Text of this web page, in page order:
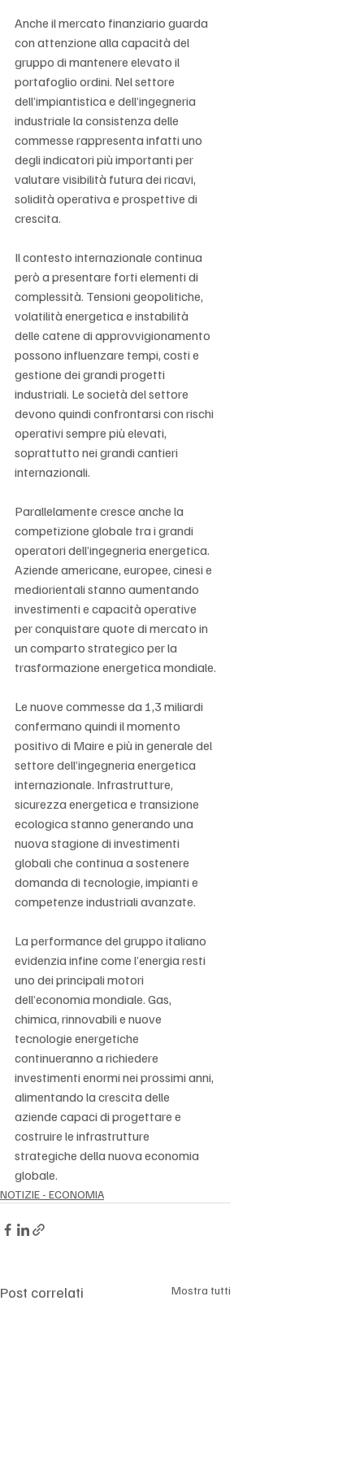
Anche il mercato finanziario guarda
con attenzione alla capacità del
gruppo di mantenere elevato il
portafoglio ordini. Nel settore
dell’impiantistica e dell’ingegneria
industriale la consistenza delle
commesse rappresenta infatti uno
degli indicatori più importanti per
valutare visibilità futura dei ricavi,
solidità operativa e prospettive di
crescita.
Il contesto internazionale continua
però a presentare forti elementi di
complessità. Tensioni geopolitiche,
volatilità energetica e instabilità
delle catene di approvvigionamento
possono influenzare tempi, costi e
gestione dei grandi progetti
industriali. Le società del settore
devono quindi confrontarsi con rischi
operativi sempre più elevati,
soprattutto nei grandi cantieri
internazionali.
Parallelamente cresce anche la
competizione globale tra i grandi
operatori dell’ingegneria energetica.
Aziende americane, europee, cinesi e
mediorientali stanno aumentando
investimenti e capacità operative
per conquistare quote di mercato in
un comparto strategico per la
trasformazione energetica mondiale.
Le nuove commesse da 1,3 miliardi
confermano quindi il momento
positivo di Maire e più in generale del
settore dell’ingegneria energetica
internazionale. Infrastrutture,
sicurezza energetica e transizione
ecologica stanno generando una
nuova stagione di investimenti
globali che continua a sostenere
domanda di tecnologie, impianti e
competenze industriali avanzate.
La performance del gruppo italiano
evidenzia infine come l’energia resti
uno dei principali motori
dell’economia mondiale. Gas,
chimica, rinnovabili e nuove
tecnologie energetiche
continueranno a richiedere
investimenti enormi nei prossimi anni,
alimentando la crescita delle
aziende capaci di progettare e
costruire le infrastrutture
strategiche della nuova economia
globale.
NOTIZIE - ECONOMIA
Post correlati Mostra tutti